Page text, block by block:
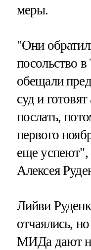
меры.
"Они
посольство
обещали
суд и
послать,
первого
еще успеют",
Алексея
Лийви
отчаялись,
МИДа дают